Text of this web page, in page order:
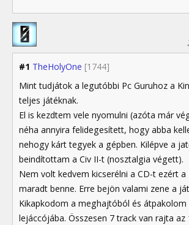
#1 TheHolyOne [1744]
Mint tudjátok a legutóbbi Pc Guruhoz a
teljes játéknak.
El is kezdtem vele nyomulni (azóta már
néha annyira felidegesített, hogy abba
nehogy kárt tegyek a gépben. Kilépve a
beindítottam a Civ II-t (nosztalgia végett).
Nem volt kedvem kicserélni a CD-t ezért a
maradt benne. Erre bejön valami zene a
Kikapkodom a meghajtóból és átpakolom
lejáccójába. Összesen 7 track van rajta az